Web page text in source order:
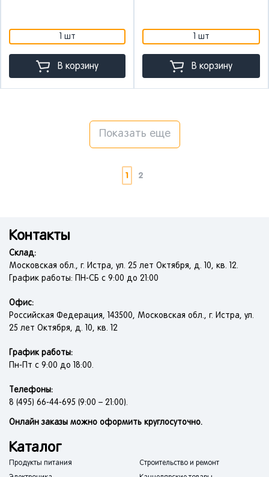
1 шт
В корзину
1 шт
В корзину
Показать еще
1 2
Контакты
Склад:
Московская обл., г. Истра, ул. 25 лет Октября, д. 10, кв. 12.
График работы: ПН-СБ с 9:00 до 21:00
Офис:
Российская Федерация, 143500, Московская обл., г. Истра, ул.
25 лет Октября, д. 10, кв. 12
График работы:
Пн-Пт с 9:00 до 18:00.
Телефоны:
8 (495) 66-44-695 (9:00 – 21:00).
Онлайн заказы можно оформить круглосуточно.
Каталог
Продукты питания
Строительство и ремонт